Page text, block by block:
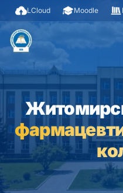
LCloud Moodle